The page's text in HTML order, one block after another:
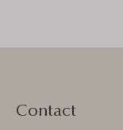
Contact